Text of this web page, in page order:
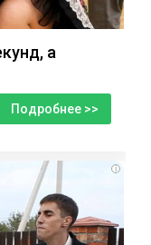
а
Подробнее >>
i